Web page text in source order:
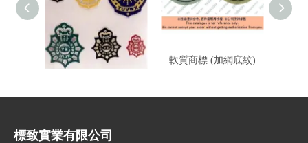
布標 軟質商標 (加網底紋)
標致實業有限公司